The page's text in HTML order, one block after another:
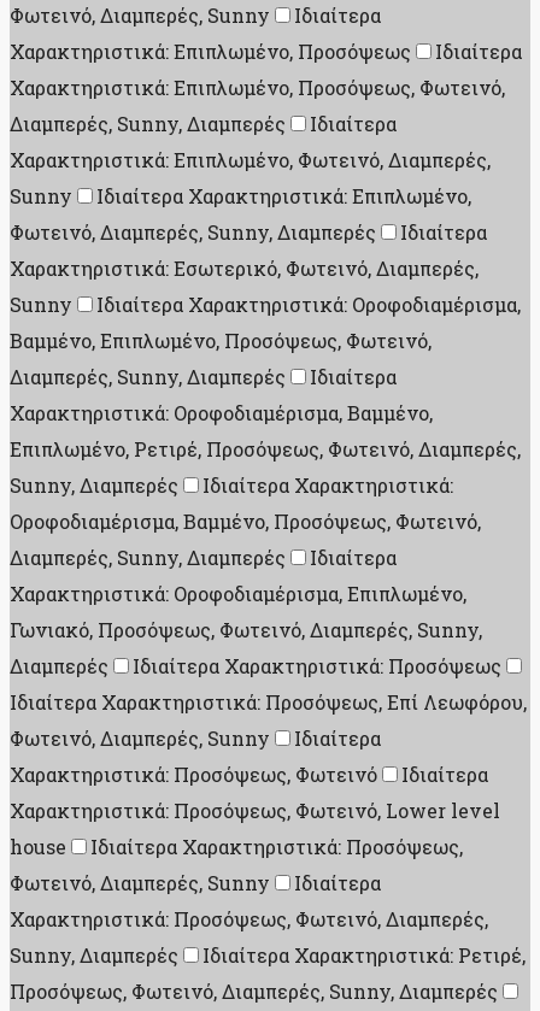
Φωτεινό, Διαμπερές, Sunny
Ιδιαίτερα
Χαρακτηριστικά: Επιπλωμένο, Προσόψεως
Ιδιαίτερα
Χαρακτηριστικά: Επιπλωμένο, Προσόψεως, Φωτεινό,
Διαμπερές, Sunny, Διαμπερές
Ιδιαίτερα
Χαρακτηριστικά: Επιπλωμένο, Φωτεινό, Διαμπερές,
Sunny
Ιδιαίτερα Χαρακτηριστικά: Επιπλωμένο,
Φωτεινό, Διαμπερές, Sunny, Διαμπερές
Ιδιαίτερα
Χαρακτηριστικά: Εσωτερικό, Φωτεινό, Διαμπερές,
Sunny
Ιδιαίτερα Χαρακτηριστικά: Οροφοδιαμέρισμα,
Βαμμένο, Επιπλωμένο, Προσόψεως, Φωτεινό,
Διαμπερές, Sunny, Διαμπερές
Ιδιαίτερα
Χαρακτηριστικά: Οροφοδιαμέρισμα, Βαμμένο,
Επιπλωμένο, Ρετιρέ, Προσόψεως, Φωτεινό, Διαμπερές,
Sunny, Διαμπερές
Ιδιαίτερα Χαρακτηριστικά:
Οροφοδιαμέρισμα, Βαμμένο, Προσόψεως, Φωτεινό,
Διαμπερές, Sunny, Διαμπερές
Ιδιαίτερα
Χαρακτηριστικά: Οροφοδιαμέρισμα, Επιπλωμένο,
Γωνιακό, Προσόψεως, Φωτεινό, Διαμπερές, Sunny,
Διαμπερές
Ιδιαίτερα Χαρακτηριστικά: Προσόψεως
Ιδιαίτερα Χαρακτηριστικά: Προσόψεως, Επί Λεωφόρου,
Φωτεινό, Διαμπερές, Sunny
Ιδιαίτερα
Χαρακτηριστικά: Προσόψεως, Φωτεινό
Ιδιαίτερα
Χαρακτηριστικά: Προσόψεως, Φωτεινό, Lower level
house
Ιδιαίτερα Χαρακτηριστικά: Προσόψεως,
Φωτεινό, Διαμπερές, Sunny
Ιδιαίτερα
Χαρακτηριστικά: Προσόψεως, Φωτεινό, Διαμπερές,
Sunny, Διαμπερές
Ιδιαίτερα Χαρακτηριστικά: Ρετιρέ,
Προσόψεως, Φωτεινό, Διαμπερές, Sunny, Διαμπερές